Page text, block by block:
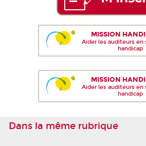
MISSION
Aider les auditeurs en
handicap
MISSION
Aider les auditeurs en
handicap
Dans la même rubrique